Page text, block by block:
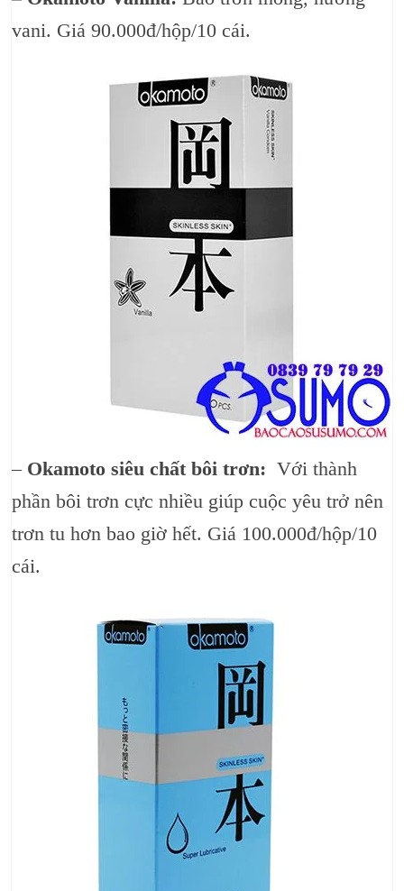
vani. Giá 90.000đ/hộp/10 cái.
– Okamoto siêu chất bôi trơn: Với thành
phần bôi trơn cực nhiều giúp cuộc yêu trở nên
trơn tu hơn bao giờ hết. Giá 100.000đ/hộp/10
cái.